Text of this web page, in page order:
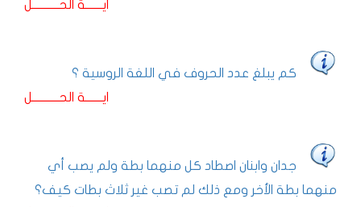
ايـــــــة الحـــــــــــل
كم يبلغ عدد الحروف في اللغة الروسية ؟
ايـــــــة الحـــــــــــل
جدان وابنان اصطاد كل منهما بطة ولم يصب أي
منهما بطة الأخر ومع ذلك لم تصب غير ثلاث بطات كيف؟